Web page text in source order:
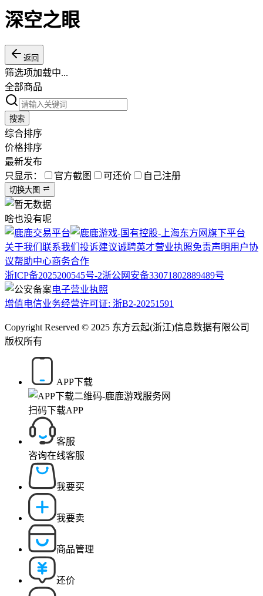
深空之眼
返回
筛选项加载中...
全部商品
搜索
综合排序
价格排序
最新发布
只显示：
官方截图 可还价 自己注册
切换大图
啥也没有呢
关于我们 联系我们 投诉建议诚聘英才营业执照免责声明用户协
议帮助中心商务合作
浙ICP备2025200545号-2浙公网安备33071802889489号
电子营业执照
增值电信业务经营许可证: 浙B2-20251591
Copyright Reserved © 2025 东方云起(浙江)信息数据有限公司
版权所有
APP下载
扫码下载APP
客服
咨询在线客服
我要买
我要卖
商品管理
还价